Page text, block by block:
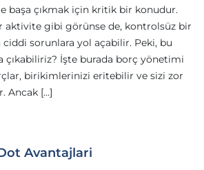
başa çıkmak için kritik bir konudur.
aktivite gibi görünse de, kontrolsüz bir
ciddi sorunlara yol açabilir. Peki, bu
çıkabiliriz? İşte burada borç yönetimi
birikimlerinizi eritebilir ve sizi zor
Ancak […]
Avantajlari